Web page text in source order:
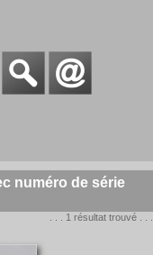
numéro de série
. . . 1 résultat trouvé . . .